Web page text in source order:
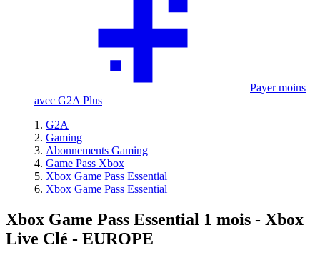
Payer moins
avec G2A Plus
G2A
Gaming
Abonnements Gaming
Game Pass Xbox
Xbox Game Pass Essential
Xbox Game Pass Essential
Xbox Game Pass Essential 1 mois - Xbox
Live Clé - EUROPE